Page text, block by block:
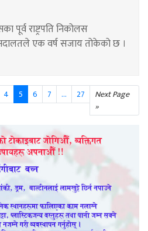
पूर्व राष्ट्रपति निकोलस
एक वर्ष सजाय तोकेको छ ।
4 5 6 7 ... 27
Next Page
»